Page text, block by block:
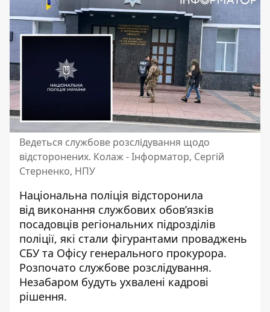
Ведеться службове розслідування щодо
відсторонених. Колаж - Інформатор, Сергій
Стерненко, НПУ
Національна поліція відсторонила
від виконання службових обов’язків
посадовців регіональних підрозділів
поліції, які стали фігурантами проваджень
СБУ та Офісу генерального прокурора.
Розпочато службове розслідування.
Незабаром будуть ухвалені кадрові
рішення.